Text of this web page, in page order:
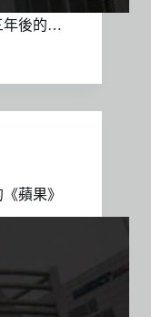
年後的…
蘋果》